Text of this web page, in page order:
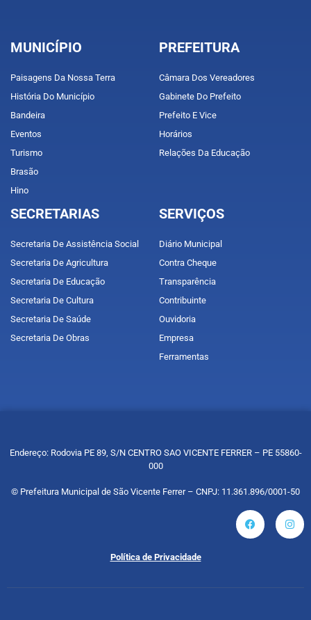
MUNICÍPIO
Paisagens Da Nossa Terra
História Do Município
Bandeira
Eventos
Turismo
Brasão
Hino
PREFEITURA
Câmara Dos Vereadores
Gabinete Do Prefeito
Prefeito E Vice
Horários
Relações Da Educação
SECRETARIAS
Secretaria De Assistência Social
Secretaria De Agricultura
Secretaria De Educação
Secretaria De Cultura
Secretaria De Saúde
Secretaria De Obras
SERVIÇOS
Diário Municipal
Contra Cheque
Transparência
Contribuinte
Ouvidoria
Empresa
Ferramentas
Endereço: Rodovia PE 89, S/N CENTRO SAO VICENTE FERRER – PE 55860-
000
© Prefeitura Municipal de São Vicente Ferrer – CNPJ: 11.361.896/0001-50
Política de Privacidade